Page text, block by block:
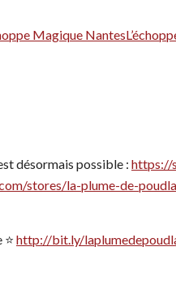
Magique Nantes
désormais possible : https://
stores/la-plume-de-
http://bit.ly/